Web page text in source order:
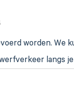
worden. We
langs